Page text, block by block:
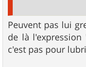
Peuvent pas lui
de là
c'est pas pour